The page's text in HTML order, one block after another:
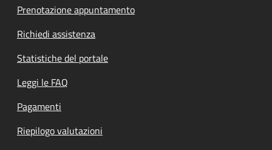
Prenotazione appuntamento
Richiedi assistenza
Statistiche del portale
Leggi le FAQ
Pagamenti
Riepilogo valutazioni